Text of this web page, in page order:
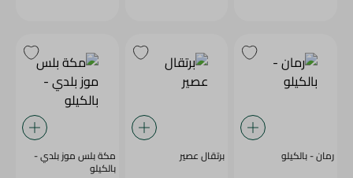
رمان - بالكيلو برتقال عصير مكة بلس موز بلدي -
بالكيلو